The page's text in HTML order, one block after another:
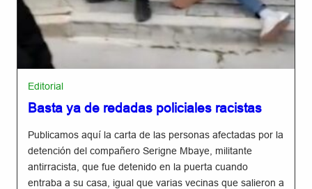
Editorial
Basta ya de redadas policiales racistas
Publicamos aquí la carta de las personas afectadas por la
detención del compañero Serigne Mbaye, militante
antirracista, que fue detenido en la puerta cuando
entraba a su casa, igual que varias vecinas que salieron a